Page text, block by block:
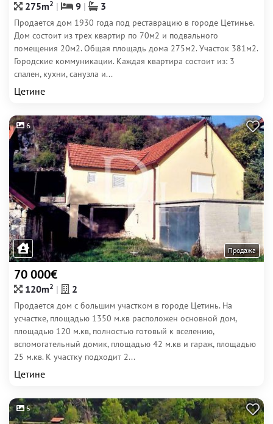
275m2 9 3
Продается дом 1930 года под реставрацию в городе Цетинье.
Дом состоит из трех квартир по 70м2 и подвального
помещения 20м2. Общая площадь дома 275м2. Участок 381м2.
Городские коммуникации. Каждая квартира состоит из: 3
спален, кухни, санузла и...
Цетине
6
Продажа
70 000€
120m2 2
Продается дом с большим участком в городе Цетинь. На
усчастке, площадью 1350 м.кв расположен основной дом,
площадью 120 м.кв, полностью готовый к вселению,
вспомогательный домик, площадью 42 м.кв и гараж, площадью
25 м.кв. К участку подходит 2...
Цетине
5